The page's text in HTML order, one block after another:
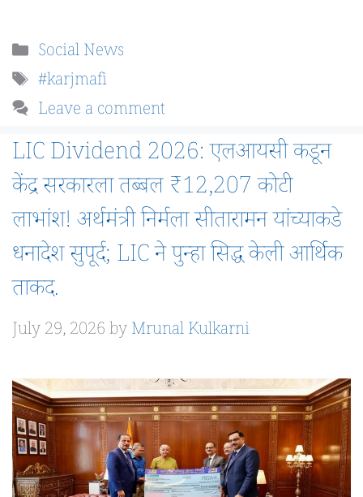
Categories
Social News
Tags
#karjmafi
Leave a comment
LIC Dividend 2026: एलआयसी कडून
केंद्र सरकारला तब्बल ₹12,207 कोटी
लाभांश! अर्थमंत्री निर्मला सीतारामन यांच्याकडे
धनादेश सुपूर्द; LIC ने पुन्हा सिद्ध केली आर्थिक
ताकद.
July 29, 2026byMrunal Kulkarni